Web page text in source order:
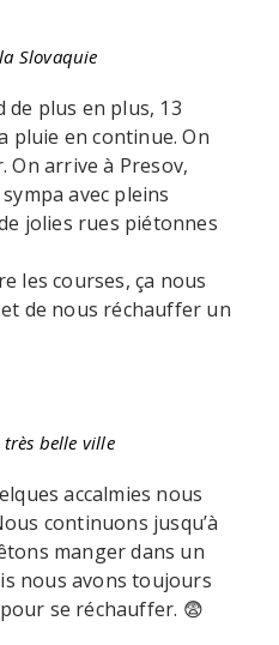
Slovaquie
de plus en plus, 13
pluie en continue. On
On arrive à Presov,
avec pleins
jolies rues piétonnes
les courses, ça nous
de nous réchauffer un
très belle ville
accalmies nous
continuons jusqu’à
manger dans un
nous avons toujours
se réchauffer. 😨